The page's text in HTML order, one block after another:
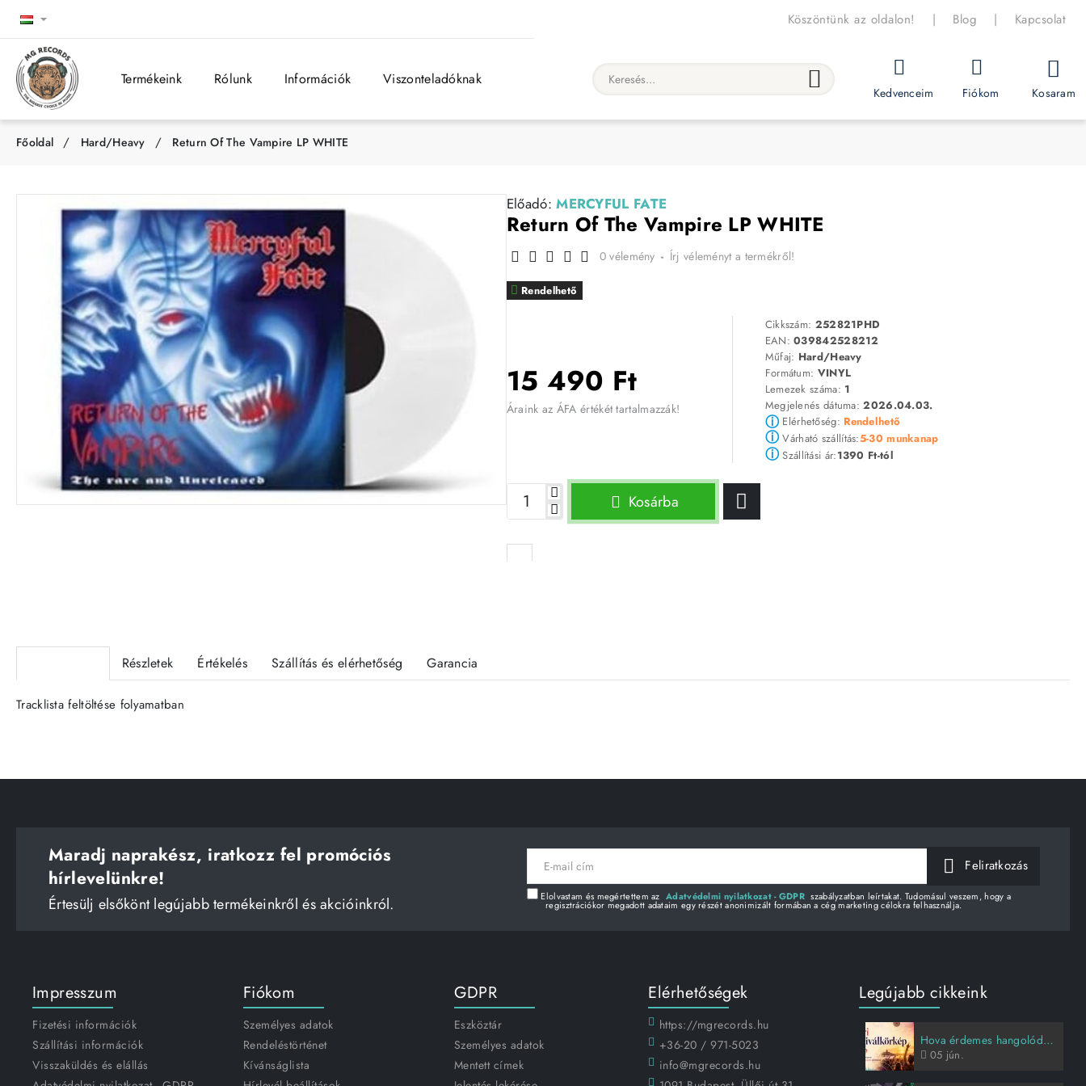
Köszöntünk az oldalon! | Blog | Kapcsolat
Termékeink Rólunk Információk Viszonteladóknak Keresés...
Kedvenceim Fiókom Kosaram
Hard/Heavy Return Of The Vampire LP WHITE
Előadó:MERCYFUL FATE
Return Of The Vampire LP WHITE
Rendelhető
0 vélemény - Írj véleményt a termékről!
15 490 Ft
Áraink az ÁFA értékét tartalmazzák!
Cikkszám: 252821PHD
EAN:039842528212
Műfaj: Hard/Heavy
Formátum: VINYL
Lemezek száma: 1
Megjelenés dátuma:2026.04.03.
ⓘElérhetőség: Rendelhető
ⓘVárható szállítás:5-30 munkanap
ⓘSzállítási ár:1390 Ft-tól
Kosárba
Részletek Értékelés Szállítás és elérhetőség Garancia
Tracklista feltöltése folyamatban
Maradj naprakész, iratkozz fel promóciós
hírlevelünkre!
Értesülj elsőkönt legújabb termékeinkről és akcióinkról.
E-
mail Feliratkozás
Elolvastam és megértettem az Adatvédelmi nyilatkozat - GDPR szabályzatban leírtakat. Tudomásul veszem, hogy a
regisztrációkor megadott adataim egy részét anonimizált formában a cég marketing célokra felhasználja.
Impresszum
Fizetési információk
Szállítási információk
Visszaküldés és elállás
Fiókom
Személyes adatok
Rendeléstörténet
Kívánságlista
GDPR
Eszköztár
Személyes adatok
Mentett címek
Elérhetőségek
https://mgrecords.hu
+36-20 / 971-5023
info@mgrecords.hu
Legújabb cikkeink
Hova érdemes hangolódni idén nyáron?
05 jún.